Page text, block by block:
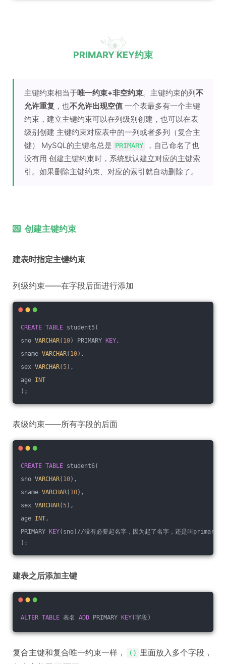
PRIMARY KEY约束
主键约束相当于唯一约束+非空约束。主键约束的列不
允许重复 ，也不允许出现空值 一个表最多有一个主键
约束，建立主键约束可以在列级别创建，也可以在表
级别创建 主键约束对应表中的一列或者多列（复合主
键） MySQL的主键名总是 PRIMARY
，自己命名了也
没有用 创建主键约束时，系统默认建立对应的主键索
引。如果删除主键约束、对应的索引就自动删除了。
创建主键约束
建表时指定主键约束
列级约束——在字段后面进行添加
CREATE TABLE student5(
sno VARCHAR( 10) PRIMARY KEY,
sname VARCHAR( 10),
sex VARCHAR(5),
age INT
);
表级约束——所有字段的后面
CREATE TABLE student6(
sno VARCHAR( 10),
sname VARCHAR( 10),
sex VARCHAR(5),
age INT,
PRIMARY
KEY(sno)//没有必要起名字，因为起了名字，还是叫primary
);
建表之后添加主键
ALTER TABLE 表名 ADD PRIMARY KEY(字段)
复合主键和复合唯一约束一样， () 里面放入多个字段，